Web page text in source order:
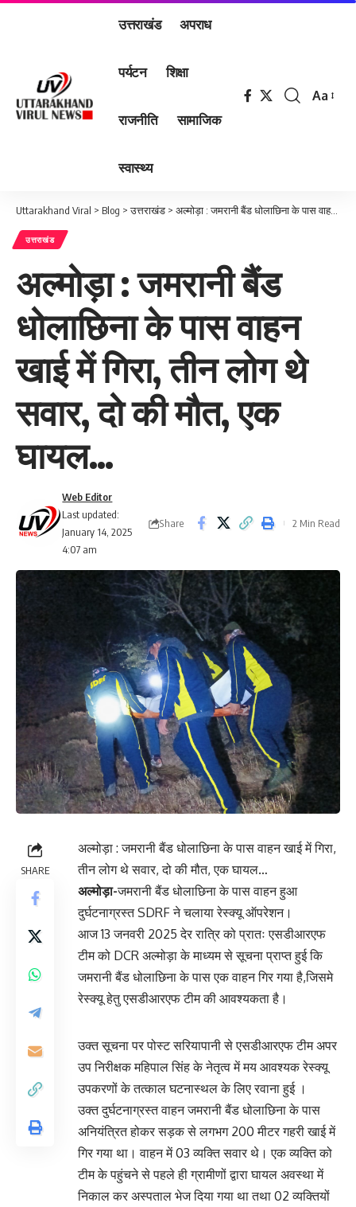
उत्तराखंड अपराध
पर्यटन शिक्षा
राजनीति सामाजिक
स्वास्थ्य
Font
Aa
Uttarakhand Viral > Blog >उत्तराखंड > अल्मोड़ा : जमरानी बैंड धोलाछिना के पास वाहन खाई में गिरा, तीन लोग थे सवार, दो की मौत, एक घायल…
उत्तराखंड
अल्मोड़ा : जमरानी बैंड
धोलाछिना के पास वाहन
खाई में गिरा, तीन लोग थे
सवार, दो की मौत, एक
घायल…
Last updated:
January 14, 2025
4:07 am
Web Editor
Share 2 Min Read
SHARE
अल्मोड़ा : जमरानी बैंड धोलाछिना के पास वाहन खाई में गिरा,
तीन लोग थे सवार, दो की मौत, एक घायल…
अल्मोड़ा-जमरानी बैंड धोलाछिना के पास वाहन हुआ
दुर्घटनाग्रस्त SDRF ने चलाया रेस्क्यू ऑपरेशन।
आज 13 जनवरी 2025 देर रात्रि को प्रातः एसडीआरएफ
टीम को DCR अल्मोड़ा के माध्यम से सूचना प्राप्त हुई कि
जमरानी बैंड धोलाछिना के पास एक वाहन गिर गया है,जिसमे
रेस्क्यू हेतु एसडीआरएफ टीम की आवश्यकता है।
उक्त सूचना पर पोस्ट सरियापानी से एसडीआरएफ टीम अपर
उप निरीक्षक महिपाल सिंह के नेतृत्व में मय आवश्यक रेस्क्यू
उपकरणों के तत्काल घटनास्थल के लिए रवाना हुई ।
उक्त दुर्घटनाग्रस्त वाहन जमरानी बैंड धोलाछिना के पास
अनियंत्रित होकर सड़क से लगभग 200 मीटर गहरी खाई में
गिर गया था। वाहन में 03 व्यक्ति सवार थे। एक व्यक्ति को
टीम के पहुंचने से पहले ही ग्रामीणों द्वारा घायल अवस्था में
निकाल कर अस्पताल भेज दिया गया था तथा 02 व्यक्तियों